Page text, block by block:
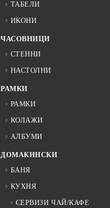
ТАБЕЛИ
ИКОНИ
ЧАСОВНИЦИ
СТЕННИ
НАСТОЛНИ
РАМКИ
РАМКИ
КОЛАЖИ
АЛБУМИ
ДОМАКИНСКИ
БАНЯ
КУХНЯ
СЕРВИЗИ ЧАЙ/КАФЕ